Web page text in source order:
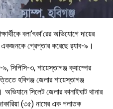
বলা’ৎকা’রের অভিযোগে দায়ের
একজনকে গ্রেপ্তার করেছে র‍্যাব-৯।
সিপিসি-৩, শায়েস্তাগঞ্জ ক্যাম্পের
হবিগঞ্জ জেলার শায়েস্তাগঞ্জ
সিলেট জেলার কানাইঘাট থানার
(৩৫) নামের এক পলাতক